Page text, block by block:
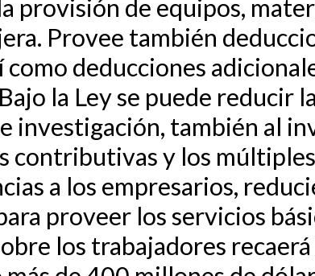
provisión de equipos,
Provee también
como deducciones
la Ley se puede
investigación, también al
contributivas y los
a los empresarios,
proveer los servicios
los trabajadores